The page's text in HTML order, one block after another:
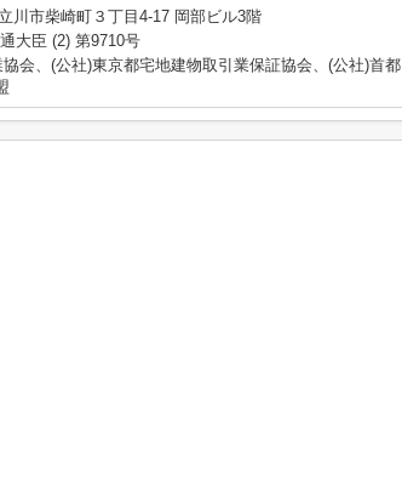
川市柴崎町３丁目4-17 岡部ビル3階
大臣 (2) 第9710号
会、(公社)東京都宅地建物取引業保証協会、(公社)首都